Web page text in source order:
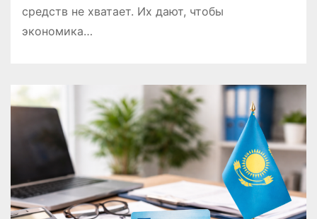
средств не хватает. Их дают, чтобы
экономика…